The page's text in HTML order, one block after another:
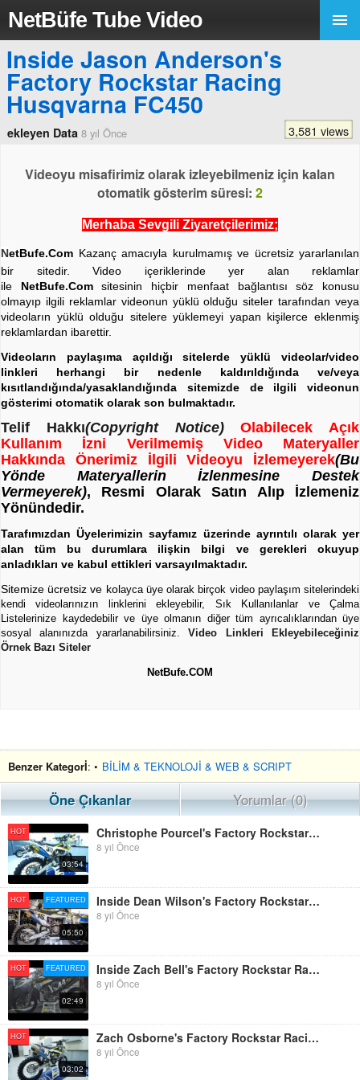
NetBüfe Tube Video
Inside Jason Anderson's
Factory Rockstar Racing
Husqvarna FC450
ekleyen Data 8 yıl Önce 3,581 views
Videoyu misafirimiz olarak izleyebilmeniz için kalan
otomatik gösterim süresi: 2
Merhaba Sevgili Ziyaretçilerimiz;
NetBufe.Com Kazanç amacıyla kurulmamış ve ücretsiz yararlanılan
bir sitedir. Video içeriklerinde yer alan reklamlar
ile NetBufe.Comsitesinin hiçbir menfaat bağlantısı söz konusu
olmayıp ilgili reklamlar videonun yüklü olduğu siteler tarafından veya
videoların yüklü olduğu sitelere yüklemeyi yapan kişilerce eklenmiş
reklamlardan ibarettir.
Videoların paylaşıma açıldığı sitelerde yüklü videolar/video
linkleri herhangi bir nedenle kaldırıldığında ve/veya
kısıtlandığında/yasaklandığında sitemizde de ilgili videonun
gösterimi otomatik olarak son bulmaktadır.
Telif Hakkı(Copyright Notice)
Olabilecek Açık
Kullanım İzni Verilmemiş Video Materyaller
Hakkında Önerimiz İlgili Videoyu İzlemeyerek(Bu
Yönde Materyallerin İzlenmesine Destek
Vermeyerek), Resmi Olarak Satın Alıp İzlemeniz
Yönündedir.
Tarafımızdan Üyelerimizin sayfamız üzerinde ayrıntılı olarak yer
alan tüm bu durumlara ilişkin bilgi ve gerekleri okuyup
anladıkları ve kabul ettikleri varsayılmaktadır.
Sitemize ücretsiz ve kolayca üye olarak birçok video paylaşım sitelerindeki
kendi videolarınızın linklerini ekleyebilir, Sık Kullanılanlar ve Çalma
Listelerinize kaydedebilir ve üye olmanın diğer tüm ayrıcalıklarından üye
sosyal alanınızda yararlanabilirsiniz.Video Linkleri Ekleyebileceğiniz
Örnek Bazı Siteler
NetBufe.COM
Benzer Kategorİ: • BİLİM & TEKNOLOJİ & WEB & SCRIPT
Öne Çıkanlar Yorumlar (0)
HOT
03:54
Christophe Pourcel's Factory Rockstar Racing Husqvarna FC450||Motocross Action Magazine
8 yıl Önce
HOT FEATURED
05:50
Inside Dean Wilson's Factory Rockstar Edition Husqvarna FC450 - Motocross Action Magazine
8 yıl Önce
HOT FEATURED
02:49
Inside Zach Bell's Factory Rockstar Racing Husqvarna FC250 - Motocross Action
8 yıl Önce
HOT
03:02
Zach Osborne's Factory Rockstar Racing Husqvarna FC250 - Motocross Action Magazine
8 yıl Önce